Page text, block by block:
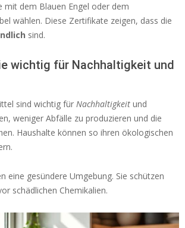
mit dem Blauen Engel oder dem
wählen. Diese Zertifikate zeigen, dass die
sind.
wichtig für Nachhaltigkeit und
sind wichtig für Nachhaltigkeit und
weniger Abfälle zu produzieren und die
Haushalte können so ihren ökologischen
eine gesündere Umgebung. Sie schützen
schädlichen Chemikalien.